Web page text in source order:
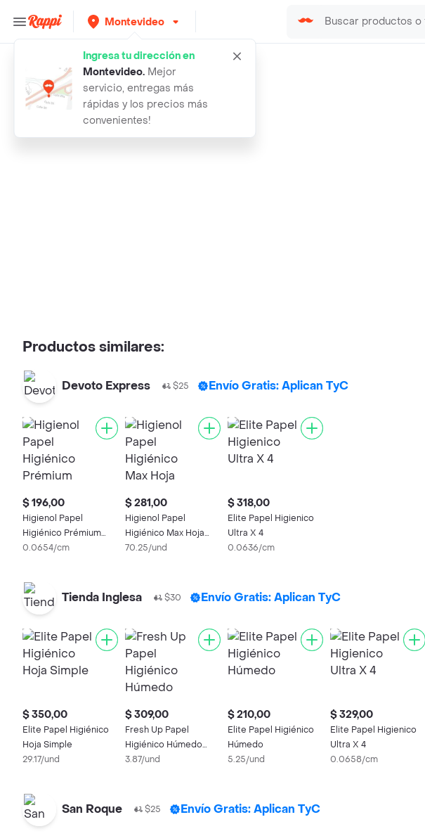
Montevideo
Ingresa tu dirección en
Montevideo. Mejor
servicio, entregas más
rápidas y los precios más
convenientes!
elite papel higienico dualette dobl
Productos similares:
Devoto Express $25 Envío Gratis: Aplican TyC
$ 196,00
Higienol Papel
Higiénico Prémium
Doble Hoja
0.0654/cm
$ 281,00
Higienol Papel
Higiénico Max Hoja
Simple
70.25/und
$ 318,00
Elite Papel Higienico
Ultra X 4
0.0636/cm
Tienda Inglesa $30 Envío Gratis: Aplican TyC
$ 350,00
Elite Papel Higiénico
Hoja Simple
29.17/und
$ 309,00
Fresh Up Papel
Higiénico Húmedo
Descartable
3.87/und
$ 210,00
Elite Papel Higiénico
Húmedo
5.25/und
$ 329,00
Elite Papel Higienico
Ultra X 4
0.0658/cm
San Roque $25 Envío Gratis: Aplican TyC